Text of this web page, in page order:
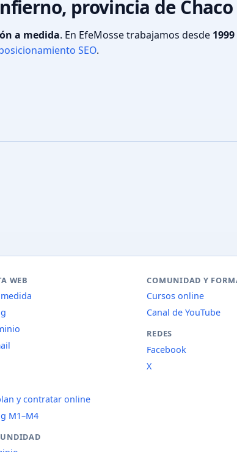
provincia de Chaco
a medida. En EfeMosse trabajamos desde 1999
SEO.
WEB
y contratar online
M1–M4
COMUNIDAD Y
Cursos online
Canal de YouTube
REDES
Facebook
X